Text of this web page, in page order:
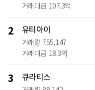
거래대금 107.3억
2 유티아이
거래량 755,147
거래대금 18.3억
3 큐라티스